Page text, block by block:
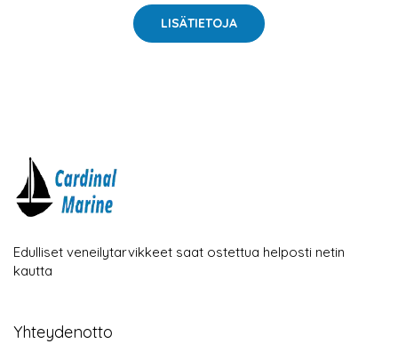
LISÄTIETOJA
Edulliset veneilytarvikkeet saat ostettua helposti netin
kautta
Yhteydenotto